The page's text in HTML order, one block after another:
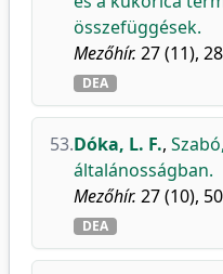
összefüggések.
Mezőhír. 27 (11),
DEA
53.Dóka, L. F.,
általánosságban.
Mezőhír. 27 (10),
DEA